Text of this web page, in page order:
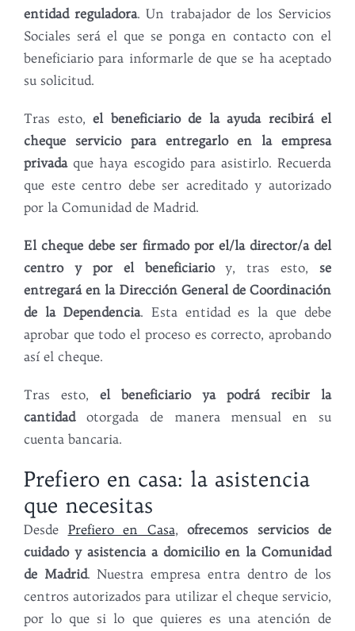
entidad reguladora. Un trabajador de los Servicios
Sociales será el que se ponga en contacto con el
beneficiario para informarle de que se ha aceptado
su solicitud.
Tras esto, el beneficiario de la ayuda recibirá el
cheque servicio para entregarlo en la empresa
privadaque haya escogido para asistirlo. Recuerda
que este centro debe ser acreditado y autorizado
por la Comunidad de Madrid.
El cheque debe ser firmado por el/la director/a del
centro y por el beneficiarioy, tras esto, se
entregará en la Dirección General de Coordinación
de la Dependencia. Esta entidad es la que debe
aprobar que todo el proceso es correcto, aprobando
así el cheque.
Tras esto, el beneficiario ya podrá recibir la
cantidadotorgada de manera mensual en su
cuenta bancaria.
Prefiero en casa: la asistencia
que necesitas
Desde Prefiero en Casa, ofrecemos servicios de
cuidado y asistencia a domicilio en la Comunidad
de Madrid. Nuestra empresa entra dentro de los
centros autorizados para utilizar el cheque servicio,
por lo que si lo que quieres es una atención de